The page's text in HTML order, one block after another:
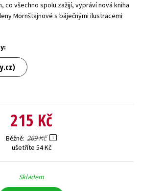
co všechno spolu zažijí, vypráví nová kniha
Mornštajnové s báječnými ilustracemi
215 Kč
Běžně 269 Kč
ušetříte 54 Kč
Skladem